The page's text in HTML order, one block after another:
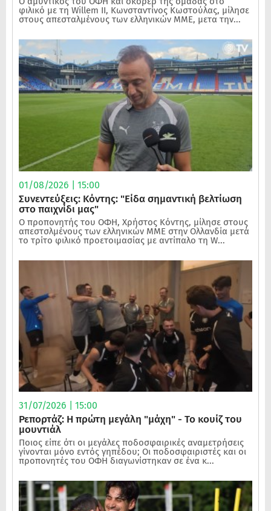
φιλικό με τη Willem II, Κωνσταντίνος Κωστούλας, μίλησε
στους απεσταλμένους των ελληνικών ΜΜΕ, μετα την...
01/08/2026 | 15:00
Συνεντεύξεις: Κόντης: "Είδα σημαντική βελτίωση
στο παιχνίδι μας"
Ο προπονητής του ΟΦΗ, Χρήστος Κόντης, μίλησε στους
απεστσλμένους των ελληνικών ΜΜΕ στην Ολλανδία μετά
το τρίτο φιλικό προετοιμασίας με αντίπαλο τη W...
31/07/2026 | 15:00
Ρεπορτάζ: Η πρώτη μεγάλη "μάχη" - Το κουίζ του
μουντιάλ
Ποιος είπε ότι οι μεγάλες ποδοσφαιρικές αναμετρήσεις
γίνονται μόνο εντός γηπέδου; Οι ποδοσφαιριστές και οι
προπονητές του ΟΦΗ διαγωνίστηκαν σε ένα κ...